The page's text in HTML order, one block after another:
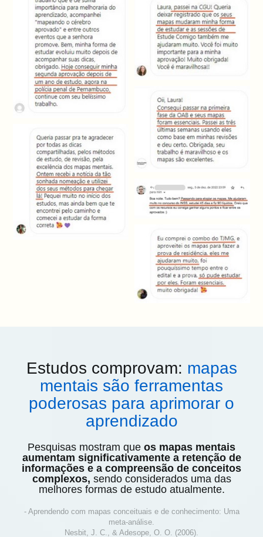
Estudos comprovam: mapas
mentais são ferramentas
poderosas para aprimorar o
aprendizado
Pesquisas mostram que os mapas mentais
aumentam significativamente a retenção de
informações e a compreensão de conceitos
complexos, sendo considerados uma das
melhores formas de estudo atualmente.
- Aprendendo com mapas conceituais e de conhecimento: Uma
meta-análise.
Nesbit, J. C., & Adesope, O. O. (2006).